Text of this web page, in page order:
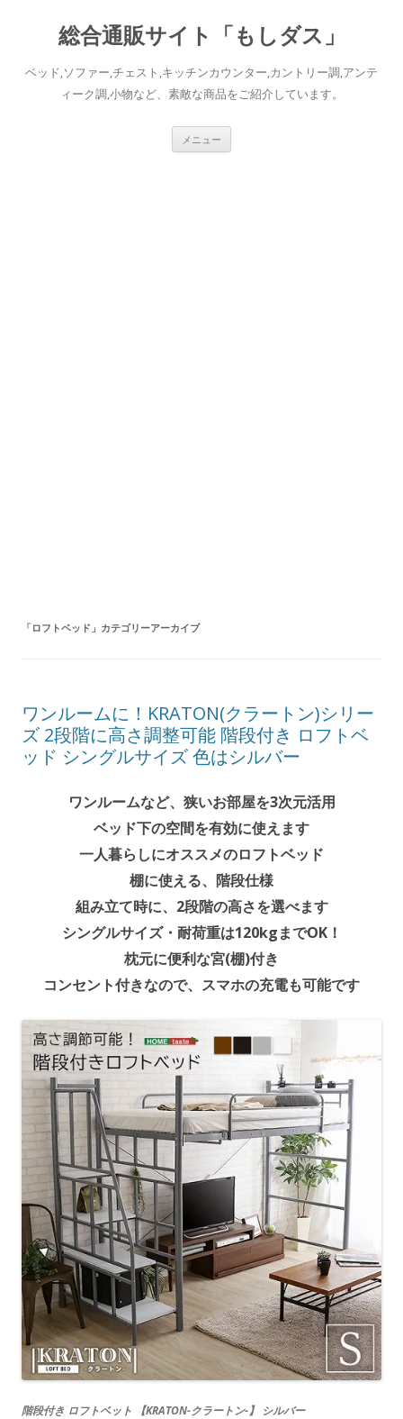
総合通販サイト「もしダス」
ベッド,ソファー,チェスト,キッチンカウンター,カントリー調,アンテ
ィーク調,小物など、素敵な商品をご紹介しています。
メニュー
「ロフトベッド 」カテゴリーアーカイブ
ワンルームに！KRATON(クラートン)シリー
ズ 2段階に高さ調整可能 階段付き ロフトベ
ッド シングルサイズ 色はシルバー
ワンルームなど、狭いお部屋を3次元活用
ベッド下の空間を有効に使えます
一人暮らしにオススメのロフトベッド
棚に使える、階段仕様
組み立て時に、2段階の高さを選べます
シングルサイズ・耐荷重は120kgまでOK！
枕元に便利な宮(棚)付き
コンセント付きなので、スマホの充電も可能です
階段付き ロフトベット 【KRATON-クラートン-】 シルバー